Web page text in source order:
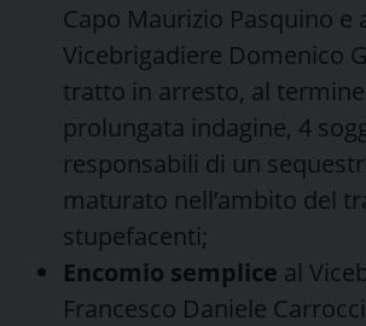
Capo Maurizio Pasquino e
Vicebrigadiere Domenico
tratto in arresto, al
prolungata indagine, 4
responsabili di un
maturato nell’ambito del
stupefacenti;
Encomio semplice al
Francesco Daniele